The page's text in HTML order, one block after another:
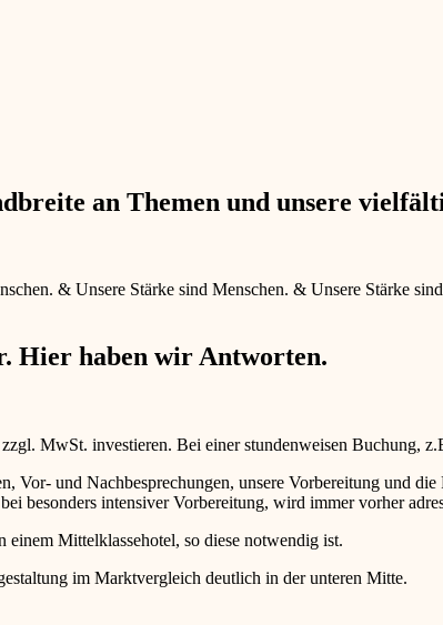
an Themen und unsere
& Unsere Stärke sind Menschen. & Unsere Stärke
Hier haben wir Antworten.
MwSt. investieren. Bei einer stundenweisen Buchung,
Vor- und Nachbesprechungen, unsere Vorbereitung und
besonders intensiver Vorbereitung, wird immer vorher
Mittelklassehotel, so diese notwendig ist.
im Marktvergleich deutlich in der unteren Mitte.